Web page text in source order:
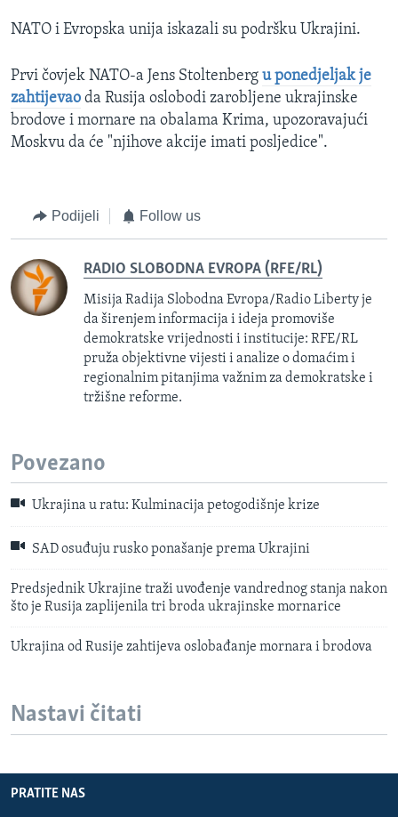
NATO i Evropska unija iskazali su podršku Ukrajini.
Prvi čovjek NATO-a Jens Stoltenberg u ponedjeljak je
zahtijevao da Rusija oslobodi zarobljene ukrajinske
brodove i mornare na obalama Krima, upozoravajući
Moskvu da će "njihove akcije imati posljedice".
Podijeli Follow us
RADIO SLOBODNA EVROPA (RFE/RL)
Misija Radija Slobodna Evropa/Radio Liberty je
da širenjem informacija i ideja promoviše
demokratske vrijednosti i institucije: RFE/RL
pruža objektivne vijesti i analize o domaćim i
regionalnim pitanjima važnim za demokratske i
tržišne reforme.
Povezano
Ukrajina u ratu: Kulminacija petogodišnje krize
SAD osuđuju rusko ponašanje prema Ukrajini
Predsjednik Ukrajine traži uvođenje vandrednog stanja nakon
što je Rusija zaplijenila tri broda ukrajinske mornarice
Ukrajina od Rusije zahtijeva oslobađanje mornara i brodova
Nastavi čitati
PRATITE NAS